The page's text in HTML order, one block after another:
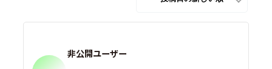
非公開ユーザー